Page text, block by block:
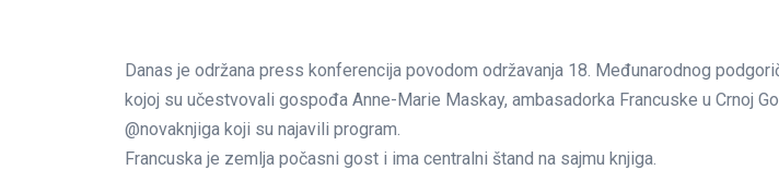
Danas je održana press konferencija povodom održavanja 18. Međunarodnog
kojoj su učestvovali gospođa Anne-Marie Maskay, ambasadorka Francuske u Crnoj
@novaknjiga koji su najavili program.
Francuska je zemlja počasni gost i ima centralni štand na sajmu knjiga.